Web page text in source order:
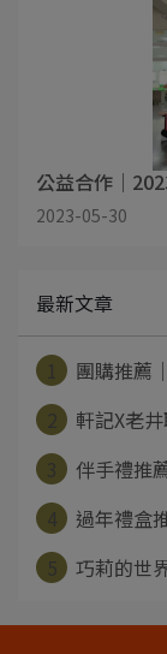
公益合作｜
2023-05-30
最新文章
團購推薦
軒記X老
伴手禮推
過年禮盒
巧莉的世